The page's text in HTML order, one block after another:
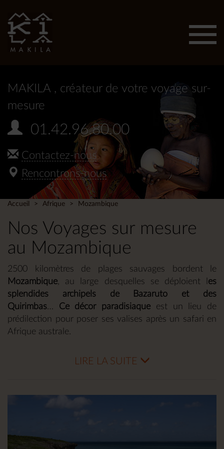
MAKILA , créateur de votre voyage sur-
mesure
01.42.96.80.00
Contactez-nous
Rencontrons-nous
Accueil Afrique Mozambique
Nos Voyages sur mesure
au Mozambique
2500 kilomètres de plages sauvages bordent le
Mozambique, au large desquelles se déploient l es
splendides archipels de Bazaruto et des
Quirimbas… Ce décor paradisiaque est un lieu de
prédilection pour poser ses valises après un safari en
Afrique australe.
national de Bazaruto, l’un des plus importants de
sublimes lodges
uniquement par la voie des airs: en survolant la côte,
LIRE LA SUITE